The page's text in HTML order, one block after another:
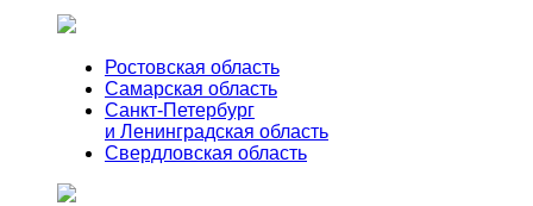
Ростовская область
Самарская область
Санкт-Петербург
и Ленинградская область
Свердловская область